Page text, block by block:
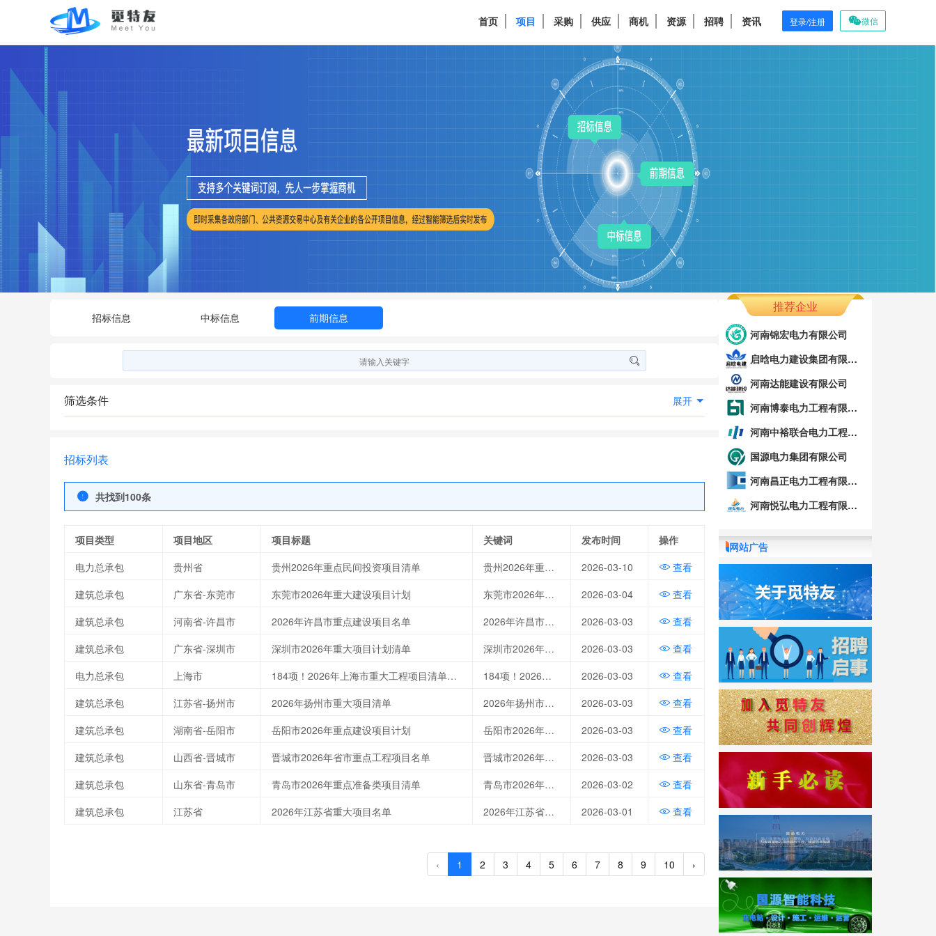
首页 项目 采购 供应 商机 资源 招聘 资讯 登录/注册 微信
招标信息 中标信息 前期信息
筛选条件 展开
招标列表
共找到100条
项目类型 项目地区 项目标题 关键词 发布时间
操作
电力总承包
贵州省 贵州2026年重点民间投资项目清单 贵州2026年重点民间投资项目清单 2026-03-10
查看
建筑总承包
广东省-东莞市 东莞市2026年重大建设项目计划 东莞市2026年重大建设项目计划 2026-03-04
查看
建筑总承包
河南省-许昌市 2026年许昌市重点建设项目名单 2026年许昌市重点建设项目名单 2026-03-03
查看
建筑总承包
广东省-深圳市 深圳市2026年重大项目计划清单 深圳市2026年重大项目计划清单 2026-03-03
查看
电力总承包
上海市 184项！2026年上海市重大工程项目清单公布 184项！2026年上海市重大工程项目清单公布 2026-03-03
查看
建筑总承包
江苏省-扬州市 2026年扬州市重大项目清单 2026年扬州市重大项目清单 2026-03-03
查看
建筑总承包
湖南省-岳阳市 岳阳市2026年重点建设项目计划 岳阳市2026年重点建设项目计划 2026-03-03
查看
建筑总承包
山西省-晋城市 晋城市2026年省市重点工程项目名单 晋城市2026年省市重点工程项目名单 2026-03-03
查看
建筑总承包
山东省-青岛市 青岛市2026年重点准备类项目清单 青岛市2026年重点准备类项目清单 2026-03-02
查看
建筑总承包
江苏省 2026年江苏省重大项目名单 2026年江苏省重大项目名单 2026-03-01 查看
‹ 1 2 3 4 5 6 7 8 9 10 ›
推荐企业
河南锦宏电力有限公司
启晗电力建设集团有限公司
河南达能建设有限公司
河南博泰电力工程有限公司
河南中裕联合电力工程有限公司
国源电力集团有限公司
河南昌正电力工程有限公司
河南悦弘电力工程有限公司
网站广告